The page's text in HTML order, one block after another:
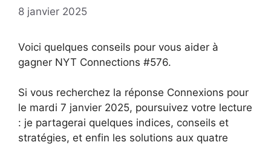
8 janvier 2025
Voici quelques conseils pour vous aider à
gagner NYT Connections #576.
Si vous recherchez la réponse Connexions pour
le mardi 7 janvier 2025, poursuivez votre lecture
: je partagerai quelques indices, conseils et
stratégies, et enfin les solutions aux quatre